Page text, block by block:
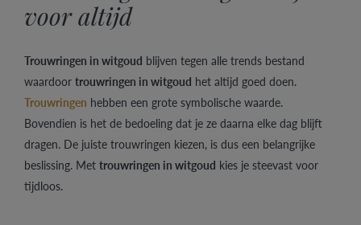
voor altijd
Trouwringen in witgoud blijven tegen alle trends bestand
waardoor trouwringen in witgoud het altijd goed doen.
Trouwringen hebben een grote symbolische waarde.
Bovendien is het de bedoeling dat je ze daarna elke dag blijft
dragen. De juiste trouwringen kiezen, is dus een belangrijke
beslissing. Met trouwringen in witgoud kies je steevast voor
tijdloos.